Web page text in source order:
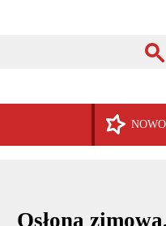
Osłona